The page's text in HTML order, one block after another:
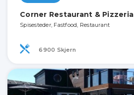
Corner Restaurant & Pizzeria
Spisesteder, Fastfood, Restaurant
6900 Skjern